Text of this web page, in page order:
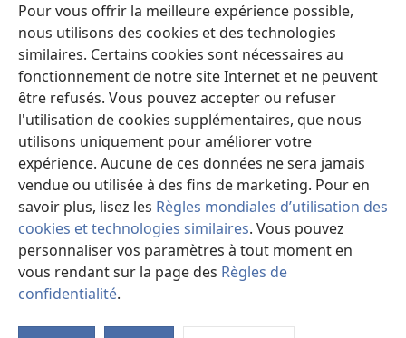
Pour vous offrir la meilleure expérience possible,
nous utilisons des cookies et des technologies
similaires. Certains cookies sont nécessaires au
fonctionnement de notre site Internet et ne peuvent
être refusés. Vous pouvez accepter ou refuser
l'utilisation de cookies supplémentaires, que nous
utilisons uniquement pour améliorer votre
expérience. Aucune de ces données ne sera jamais
vendue ou utilisée à des fins de marketing. Pour en
savoir plus, lisez les Règles mondiales d’utilisation des
cookies et technologies similaires. Vous pouvez
personnaliser vos paramètres à tout moment en
vous rendant sur la page des Règles de
confidentialité.
(ouvre
une
nouvelle
fenêtre)
Bibliothèque en ligne
(ouvre
une
nouvelle
fenêtre)
JW Hub®
(ouvre
une
nouvelle
fenêtre)
JW Library
Watchtower Library
Copyright© 2026 Watch Tower Bible and Tract Society of Pennsylvania.
CONDITIONS D’UTILISATION
PARAMÈTRES DE CONFIDENTIALITÉ